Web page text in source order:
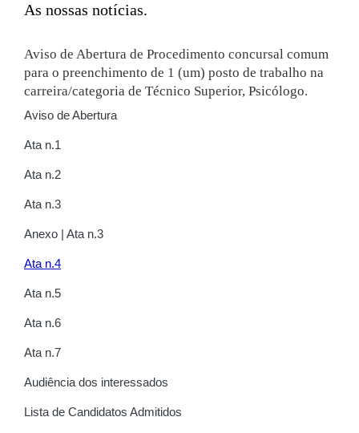
As nossas notícias
Aviso de Abertura de Procedimento concursal comum
para o preenchimento de 1 (um) posto de trabalho na
carreira/categoria de Técnico Superior, Psicólogo.
Aviso de Abertura
Ata n.1
Ata n.2
Ata n.3
Anexo | Ata n.3
Ata n.4
Ata n.5
Ata n.6
Ata n.7
Audiência dos interessados
Lista de Candidatos Admitidos